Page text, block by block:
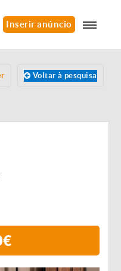
Inserir anúncio
Voltar à pesquisa